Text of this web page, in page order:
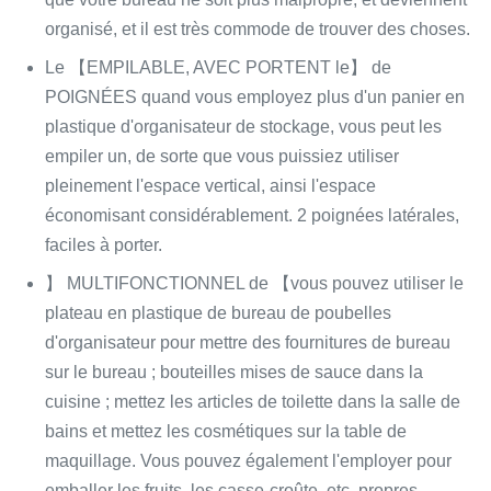
organisé, et il est très commode de trouver des choses.
Le 【EMPILABLE, AVEC PORTENT le】 de
POIGNÉES quand vous employez plus d'un panier en
plastique d'organisateur de stockage, vous peut les
empiler un, de sorte que vous puissiez utiliser
pleinement l'espace vertical, ainsi l'espace
économisant considérablement. 2 poignées latérales,
faciles à porter.
】 MULTIFONCTIONNEL de 【vous pouvez utiliser le
plateau en plastique de bureau de poubelles
d'organisateur pour mettre des fournitures de bureau
sur le bureau ; bouteilles mises de sauce dans la
cuisine ; mettez les articles de toilette dans la salle de
bains et mettez les cosmétiques sur la table de
maquillage. Vous pouvez également l'employer pour